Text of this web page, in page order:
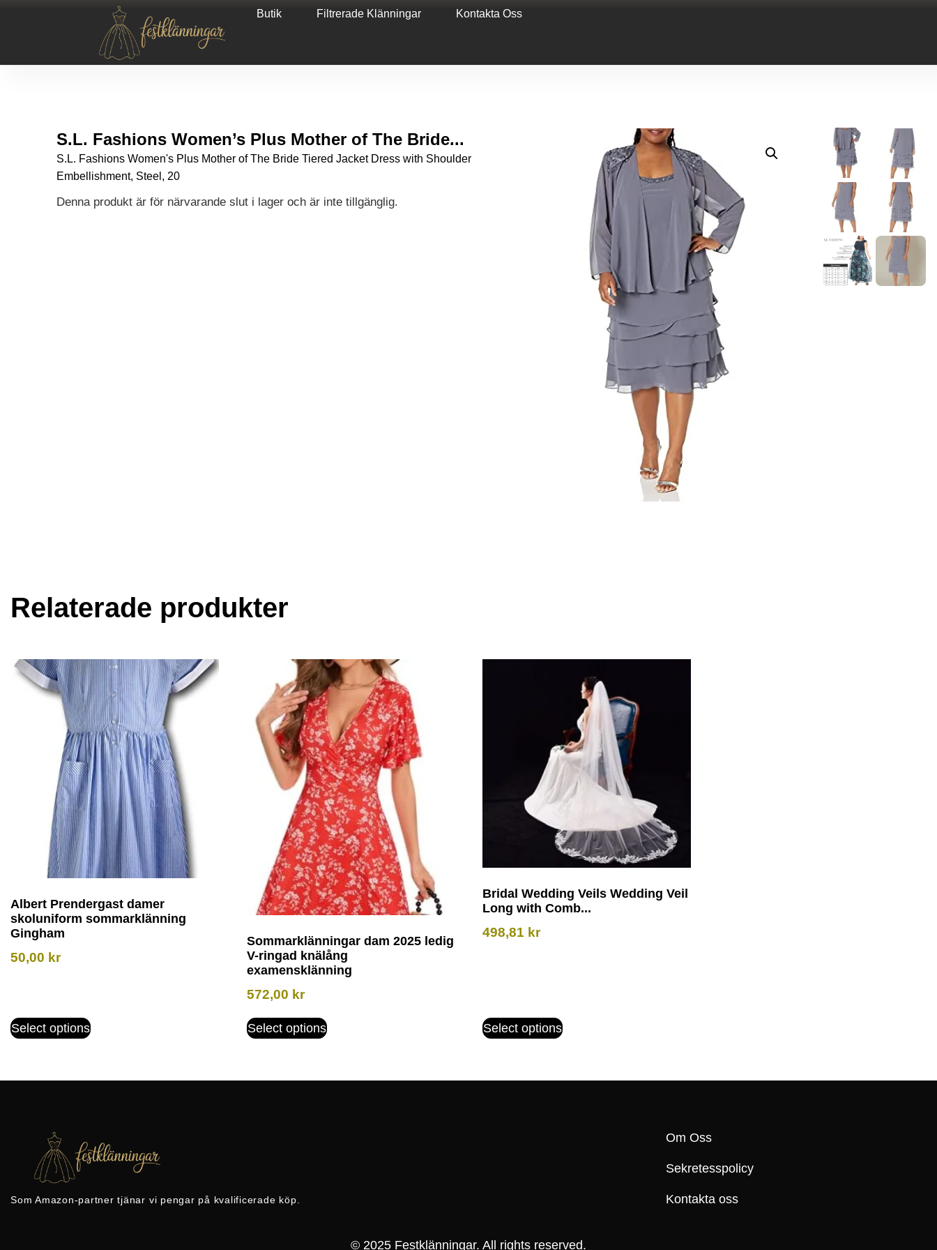
Butik Filtrerade Klänningar Kontakta Oss
S.L. Fashions Women’s Plus Mother of The Bride...
S.L. Fashions Women's Plus Mother of The Bride Tiered Jacket Dress with Shoulder
Embellishment, Steel, 20
Denna produkt är för närvarande slut i lager och är inte tillgänglig.
Relaterade produkter
Albert Prendergast damer
skoluniform sommarklänning
Gingham
50,00 kr
Select options
Sommarklänningar dam 2025 ledig
V-ringad knälång
examensklänning
572,00 kr
Select options
Bridal Wedding Veils Wedding Veil
Long with Comb...
498,81 kr
Select options
Som Amazon-partner tjänar vi pengar på kvalificerade köp.
Om Oss
Sekretesspolicy
Kontakta oss
© 2025 Festklänningar. All rights reserved.